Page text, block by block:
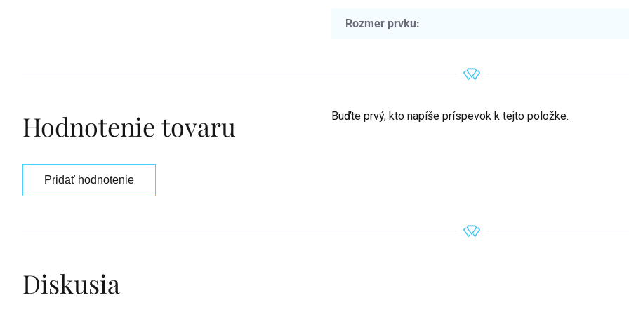
Rozmer prvku:
Hodnotenie tovaru Buďte prvý, kto napíše príspevok k tejto položke.
Pridať hodnotenie
Diskusia